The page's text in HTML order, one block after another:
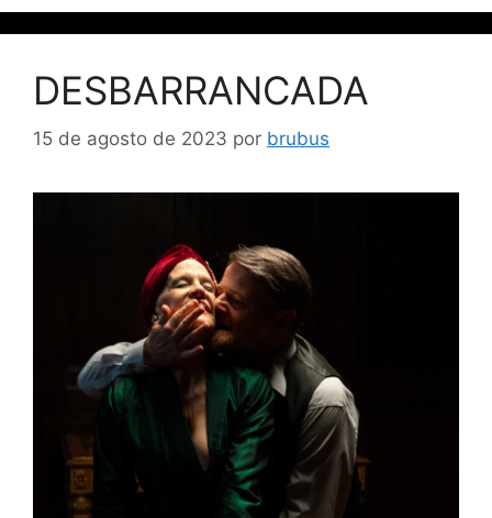
DESBARRANCADA
15 de agosto de 2023 por brubus